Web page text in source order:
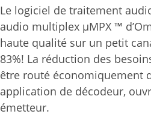
Le logiciel de traitement
audio multiplex μMPX ™
haute qualité sur un petit
83%! La réduction des
être routé économiquement
application de décodeur,
émetteur.